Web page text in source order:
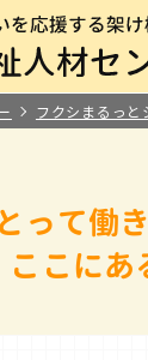
フクシまるっと
って働
ここにあ